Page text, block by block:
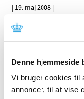
Denne hjemmeside
Vi bruger cookies til
annoncer, til at vise
| 19. maj 2008 |
Der blev i 2007
produktfejl på
Årsrapport 2007
målopfyldelse af